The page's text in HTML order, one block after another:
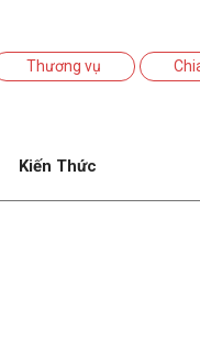
Thương vụ
Kiến Thức